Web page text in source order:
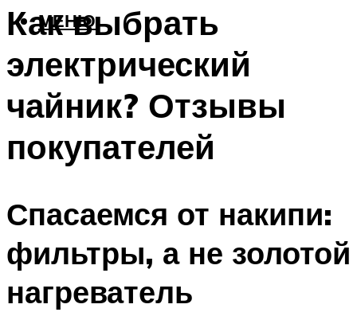
МЕНЮ
Как выбрать
электрический
чайник? Отзывы
покупателей
Спасаемся от накипи:
фильтры, а не золотой
нагреватель